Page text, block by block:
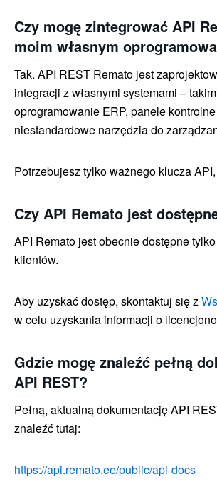
Czy mogę zintegrować API
moim własnym
Tak. API REST Remato jest
integracji z własnymi systemami –
oprogramowanie ERP, panele
niestandardowe narzędzia do
Potrzebujesz tylko ważnego klucza
Czy API Remato jest
API Remato jest obecnie dostępne
klientów.
Aby uzyskać dostęp, skontaktuj się z
w celu uzyskania informacji o
Gdzie mogę znaleźć pełną
API REST?
Pełną, aktualną dokumentację API
znaleźć tutaj:
https://api.remato.ee/public/api-docs